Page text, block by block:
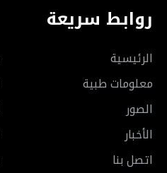
روابط سريعة
الرئيسية
معلومات طبية
الصور
الأخبار
اتصل بنا